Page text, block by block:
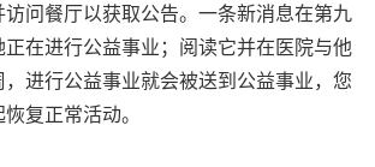
问餐厅以获取公告。一条新消息在第九
在进行公益事业；阅读它并在医院与他
进行公益事业就会被送到公益事业，您
复正常活动。